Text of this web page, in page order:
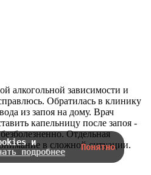
алкогольной зависимости и
Обратилась в клинику
из запоя на дому. Врач
капельницу после запоя -
Отдельная
в сложной ситуации.
и
подробнее Понятно